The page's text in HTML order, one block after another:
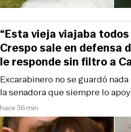
hace 36 min
Excarabinero no se guardó
la senadora que siempre lo
“Esta vieja viajaba todos
Crespo sale en defensa
le responde sin filtro a